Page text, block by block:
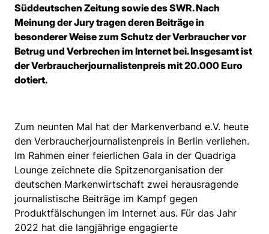
Süddeutschen Zeitung sowie des SWR. Nach
Meinung der Jury tragen deren Beiträge in
besonderer Weise zum Schutz der Verbraucher vor
Betrug und Verbrechen im Internet bei. Insgesamt ist
der Verbraucherjournalistenpreis mit 20.000 Euro
dotiert.
Zum neunten Mal hat der Markenverband e.V. heute
den Verbraucherjournalistenpreis in Berlin verliehen.
Im Rahmen einer feierlichen Gala in der Quadriga
Lounge zeichnete die Spitzenorganisation der
deutschen Markenwirtschaft zwei herausragende
journalistische Beiträge im Kampf gegen
Produktfälschungen im Internet aus. Für das Jahr
2022 hat die langjährige engagierte